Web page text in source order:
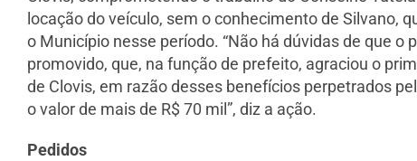
locação do veículo, sem o conhecimento de Silvano,
o Município nesse período. “Não há dúvidas de que
promovido, que, na função de prefeito, agraciou o
de Clovis, em razão desses benefícios perpetrados
o valor de mais de R$ 70 mil”, diz a ação.
Pedidos